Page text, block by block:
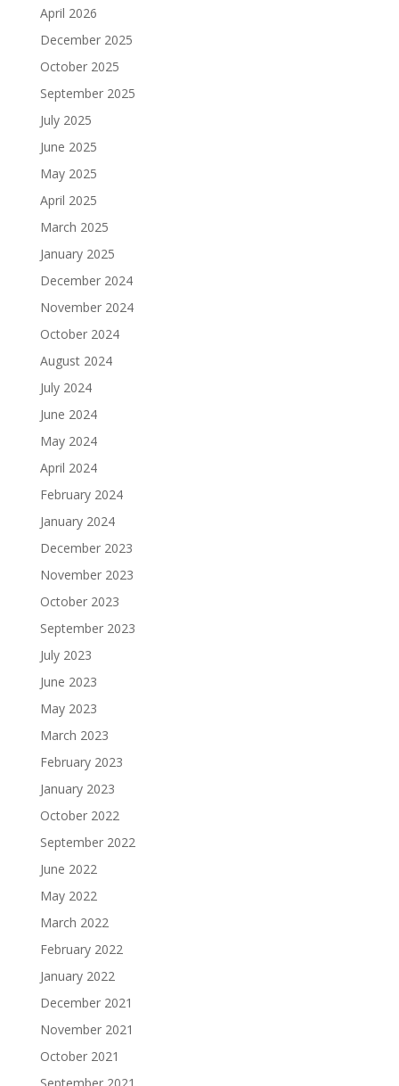
April 2026
December 2025
October 2025
September 2025
July 2025
June 2025
May 2025
April 2025
March 2025
January 2025
December 2024
November 2024
October 2024
August 2024
July 2024
June 2024
May 2024
April 2024
February 2024
January 2024
December 2023
November 2023
October 2023
September 2023
July 2023
June 2023
May 2023
March 2023
February 2023
January 2023
October 2022
September 2022
June 2022
May 2022
March 2022
February 2022
January 2022
December 2021
November 2021
October 2021